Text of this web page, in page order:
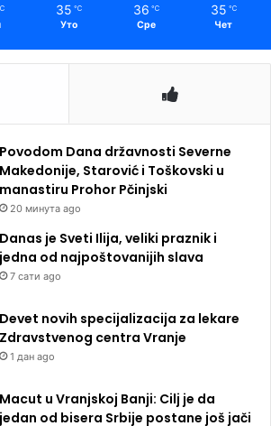
35 ℃
Уто
36 ℃
Сре
35 ℃
Чет
Povodom Dana državnosti Severne
Makedonije, Starović i Toškovski u
manastiru Prohor Pčinjski
20 минута ago
Danas je Sveti Ilija, veliki praznik i
jedna od najpoštovanijih slava
7 сати ago
Devet novih specijalizacija za lekare
Zdravstvenog centra Vranje
1 дан ago
Macut u Vranjskoj Banji: Cilj je da
jedan od bisera Srbije postane još jači